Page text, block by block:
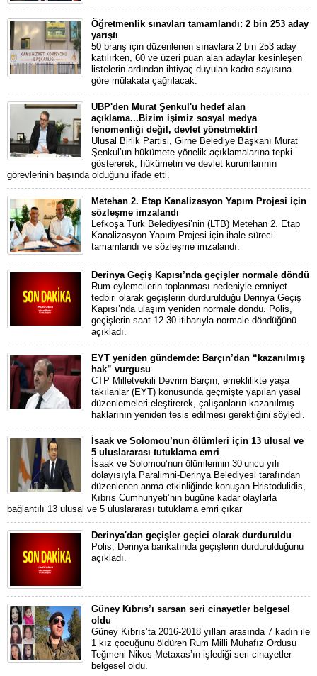
Öğretmenlik sınavları tamamlandı: 2 bin 253 aday
yarıştı
50 branş için düzenlenen sınavlara 2 bin 253 aday
katılırken, 60 ve üzeri puan alan adaylar kesinleşen
listelerin ardından ihtiyaç duyulan kadro sayısına
göre mülakata çağrılacak.
UBP'den Murat Şenkul'u hedef alan
açıklama...Bizim işimiz sosyal medya
fenomenliği değil, devlet yönetmektir!
Ulusal Birlik Partisi, Girne Belediye Başkanı Murat
Şenkul’un hükümete yönelik açıklamalarına tepki
göstererek, hükümetin ve devlet kurumlarının
görevlerinin başında olduğunu ifade etti.
Metehan 2. Etap Kanalizasyon Yapım Projesi için
sözleşme imzalandı
Lefkoşa Türk Belediyesi’nin (LTB) Metehan 2. Etap
Kanalizasyon Yapım Projesi için ihale süreci
tamamlandı ve sözleşme imzalandı.
Derinya Geçiş Kapısı’nda geçişler normale döndü
Rum eylemcilerin toplanması nedeniyle emniyet
tedbiri olarak geçişlerin durdurulduğu Derinya Geçiş
Kapısı’nda ulaşım yeniden normale döndü. Polis,
geçişlerin saat 12.30 itibarıyla normale döndüğünü
açıkladı.
EYT yeniden gündemde: Barçın’dan “kazanılmış
hak” vurgusu
CTP Milletvekili Devrim Barçın, emeklilikte yaşa
takılanlar (EYT) konusunda geçmişte yapılan yasal
düzenlemeleri eleştirerek, çalışanların kazanılmış
haklarının yeniden tesis edilmesi gerektiğini söyledi.
İsaak ve Solomou’nun ölümleri için 13 ulusal ve
5 uluslararası tutuklama emri
İsaak ve Solomou’nun ölümlerinin 30’uncu yılı
dolayısıyla Paralimni-Derinya Belediyesi tarafından
düzenlenen anma etkinliğinde konuşan Hristodulidis,
Kıbrıs Cumhuriyeti’nin bugüne kadar olaylarla
bağlantılı 13 ulusal ve 5 uluslararası tutuklama emri çıkar
Derinya'dan geçişler geçici olarak durduruldu
Polis, Derinya barikatında geçişlerin durdurulduğunu
açıkladı.
Güney Kıbrıs’ı sarsan seri cinayetler belgesel
oldu
Güney Kıbrıs’ta 2016-2018 yılları arasında 7 kadın ile
1 kız çocuğunu öldüren Rum Milli Muhafız Ordusu
Teğmeni Nikos Metaxas’ın işlediği seri cinayetler
belgesel oldu.